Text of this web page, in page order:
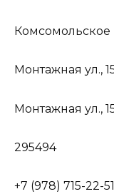
Комсомольское
Монтажная ул.,
Монтажная ул.,
295494
+7 (978) 715-22-51